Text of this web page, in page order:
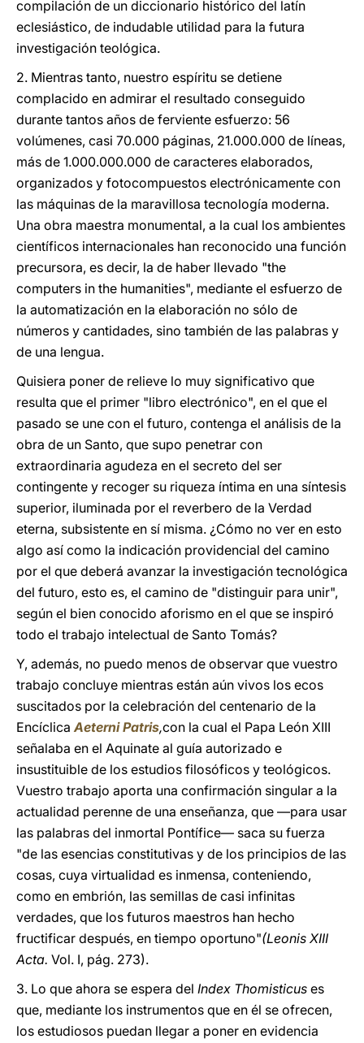
compilación de un diccionario histórico del latín
eclesiástico, de indudable utilidad para la futura
investigación teológica.
2. Mientras tanto, nuestro espíritu se detiene
complacido en admirar el resultado conseguido
durante tantos años de ferviente esfuerzo: 56
volúmenes, casi 70.000 páginas, 21.000.000 de líneas,
más de 1.000.000.000 de caracteres elaborados,
organizados y fotocompuestos electrónicamente con
las máquinas de la maravillosa tecnología moderna.
Una obra maestra monumental, a la cual los ambientes
científicos internacionales han reconocido una función
precursora, es decir, la de haber llevado "the
computers in the humanities", mediante el esfuerzo de
la automatización en la elaboración no sólo de
números y cantidades, sino también de las palabras y
de una lengua.
Quisiera poner de relieve lo muy significativo que
resulta que el primer "libro electrónico", en el que el
pasado se une con el futuro, contenga el análisis de la
obra de un Santo, que supo penetrar con
extraordinaria agudeza en el secreto del ser
contingente y recoger su riqueza íntima en una síntesis
superior, iluminada por el reverbero de la Verdad
eterna, subsistente en sí misma. ¿Cómo no ver en esto
algo así como la indicación providencial del camino
por el que deberá avanzar la investigación tecnológica
del futuro, esto es, el camino de "distinguir para unir",
según el bien conocido aforismo en el que se inspiró
todo el trabajo intelectual de Santo Tomás?
Y, además, no puedo menos de observar que vuestro
trabajo concluye mientras están aún vivos los ecos
suscitados por la celebración del centenario de la
Encíclica Aeterni Patris,con la cual el Papa León XIII
señalaba en el Aquinate al guía autorizado e
insustituible de los estudios filosóficos y teológicos.
Vuestro trabajo aporta una confirmación singular a la
actualidad perenne de una enseñanza, que —para usar
las palabras del inmortal Pontífice— saca su fuerza
"de las esencias constitutivas y de los principios de las
cosas, cuya virtualidad es inmensa, conteniendo,
como en embrión, las semillas de casi infinitas
verdades, que los futuros maestros han hecho
fructificar después, en tiempo oportuno"(Leonis XIII
Acta. Vol. I, pág. 273).
3. Lo que ahora se espera del Index Thomisticus es
que, mediante los instrumentos que en él se ofrecen,
los estudiosos puedan llegar a poner en evidencia